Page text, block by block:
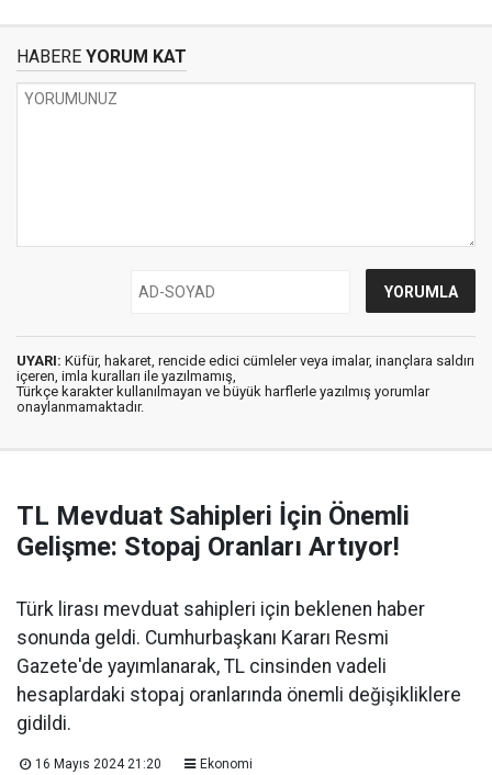
HABERE YORUM KAT
UYARI: Küfür, hakaret, rencide edici cümleler veya imalar, inançlara saldırı
içeren, imla kuralları ile yazılmamış,
Türkçe karakter kullanılmayan ve büyük harflerle yazılmış yorumlar
onaylanmamaktadır.
TL Mevduat Sahipleri İçin Önemli
Gelişme: Stopaj Oranları Artıyor!
Türk lirası mevduat sahipleri için beklenen haber
sonunda geldi. Cumhurbaşkanı Kararı Resmi
Gazete'de yayımlanarak, TL cinsinden vadeli
hesaplardaki stopaj oranlarında önemli değişikliklere
gidildi.
16 Mayıs 2024 21:20 Ekonomi